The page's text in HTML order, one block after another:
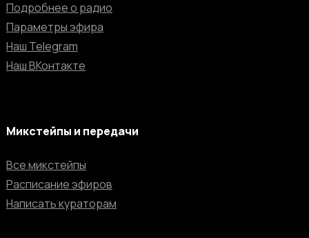
Подробнее о радио
Параметры эфира
Наш Telegram
Наш ВКонтакте
Микстейпы и передачи
Все микстейпы
Расписание эфиров
Написать кураторам